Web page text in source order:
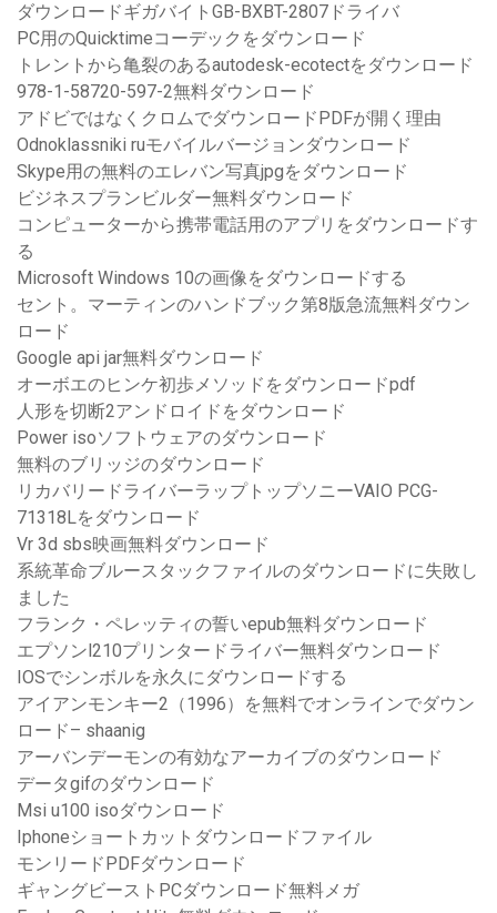
ダウンロードギガバイトGB-BXBT-2807ドライバ
PC用のQuicktimeコーデックをダウンロード
トレントから亀裂のあるautodesk-ecotectをダウンロード
978-1-58720-597-2無料ダウンロード
アドビではなくクロムでダウンロードPDFが開く理由
Odnoklassniki ruモバイルバージョンダウンロード
Skype用の無料のエレバン写真jpgをダウンロード
ビジネスプランビルダー無料ダウンロード
コンピューターから携帯電話用のアプリをダウンロードす
る
Microsoft Windows 10の画像をダウンロードする
セント。マーティンのハンドブック第8版急流無料ダウン
ロード
Google api jar無料ダウンロード
オーボエのヒンケ初歩メソッドをダウンロードpdf
人形を切断2アンドロイドをダウンロード
Power isoソフトウェアのダウンロード
無料のブリッジのダウンロード
リカバリードライバーラップトップソニーVAIO PCG-
71318Lをダウンロード
Vr 3d sbs映画無料ダウンロード
系統革命ブルースタックファイルのダウンロードに失敗し
ました
フランク・ペレッティの誓いepub無料ダウンロード
エプソンl210プリンタードライバー無料ダウンロード
IOSでシンボルを永久にダウンロードする
アイアンモンキー2（1996）を無料でオンラインでダウン
ロード– shaanig
アーバンデーモンの有効なアーカイブのダウンロード
データgifのダウンロード
Msi u100 isoダウンロード
Iphoneショートカットダウンロードファイル
モンリードPDFダウンロード
ギャングビーストPCダウンロード無料メガ